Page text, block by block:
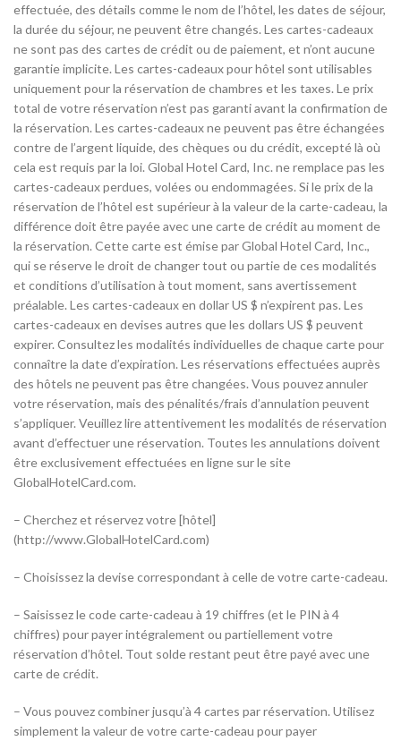
effectuée, des détails comme le nom de l’hôtel, les dates de séjour,
la durée du séjour, ne peuvent être changés. Les cartes-cadeaux
ne sont pas des cartes de crédit ou de paiement, et n’ont aucune
garantie implicite. Les cartes-cadeaux pour hôtel sont utilisables
uniquement pour la réservation de chambres et les taxes. Le prix
total de votre réservation n’est pas garanti avant la confirmation de
la réservation. Les cartes-cadeaux ne peuvent pas être échangées
contre de l’argent liquide, des chèques ou du crédit, excepté là où
cela est requis par la loi. Global Hotel Card, Inc. ne remplace pas les
cartes-cadeaux perdues, volées ou endommagées. Si le prix de la
réservation de l’hôtel est supérieur à la valeur de la carte-cadeau, la
différence doit être payée avec une carte de crédit au moment de
la réservation. Cette carte est émise par Global Hotel Card, Inc.,
qui se réserve le droit de changer tout ou partie de ces modalités
et conditions d’utilisation à tout moment, sans avertissement
préalable. Les cartes-cadeaux en dollar US $ n’expirent pas. Les
cartes-cadeaux en devises autres que les dollars US $ peuvent
expirer. Consultez les modalités individuelles de chaque carte pour
connaître la date d’expiration. Les réservations effectuées auprès
des hôtels ne peuvent pas être changées. Vous pouvez annuler
votre réservation, mais des pénalités/frais d’annulation peuvent
s’appliquer. Veuillez lire attentivement les modalités de réservation
avant d’effectuer une réservation. Toutes les annulations doivent
être exclusivement effectuées en ligne sur le site
GlobalHotelCard.com.
– Cherchez et réservez votre [hôtel]
(http://www.GlobalHotelCard.com)
– Choisissez la devise correspondant à celle de votre carte-cadeau.
– Saisissez le code carte-cadeau à 19 chiffres (et le PIN à 4
chiffres) pour payer intégralement ou partiellement votre
réservation d’hôtel. Tout solde restant peut être payé avec une
carte de crédit.
– Vous pouvez combiner jusqu’à 4 cartes par réservation. Utilisez
simplement la valeur de votre carte-cadeau pour payer